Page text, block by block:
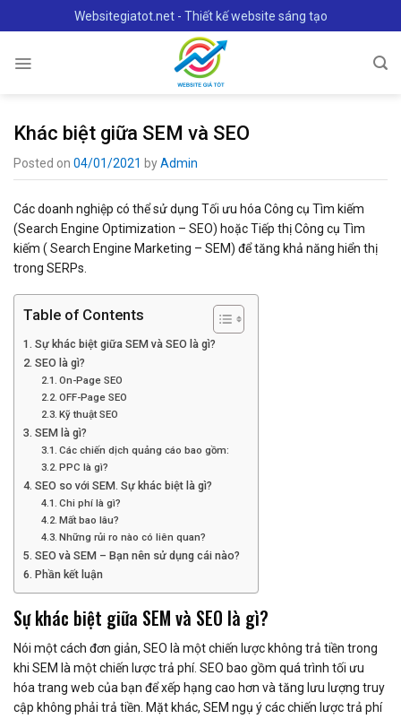
to
Websitegiatot.net - Thiết kế website sáng tạo
Khác biệt giữa SEM và SEO
Posted on 04/01/2021 byAdmin
Các doanh nghiệp có thể sử dụng Tối ưu hóa Công cụ Tìm kiếm
(Search Engine Optimization – SEO) hoặc Tiếp thị Công cụ Tìm
kiếm ( Search Engine Marketing – SEM) để tăng khả năng hiển thị
trong SERPs.
Table of Contents
Sự khác biệt giữa SEM và SEO là gì?
SEO là gì?
On-Page SEO
OFF-Page SEO
Kỹ thuật SEO
SEM là gì?
Các chiến dịch quảng cáo bao gồm:
PPC là gì?
SEO so với SEM. Sự khác biệt là gì?
Chi phí là gì?
Mất bao lâu?
Những rủi ro nào có liên quan?
SEO và SEM – Bạn nên sử dụng cái nào?
Phần kết luận
Sự khác biệt giữa SEM và SEO là gì?
Nói một cách đơn giản, SEO là một chiến lược không trả tiền trong
khi SEM là một chiến lược trả phí. SEO bao gồm quá trình tối ưu
hóa trang web của bạn để xếp hạng cao hơn và tăng lưu lượng truy
cập không phải trả tiền. Mặt khác, SEM ngụ ý các chiến lược trả phí